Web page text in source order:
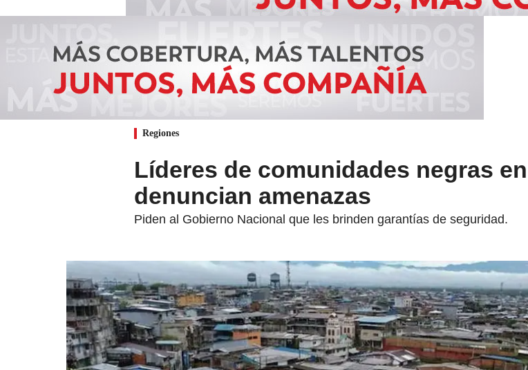
Regiones
Líderes de comunidades negras
denuncian amenazas
Piden al Gobierno Nacional que les brinden garantías de seguridad.